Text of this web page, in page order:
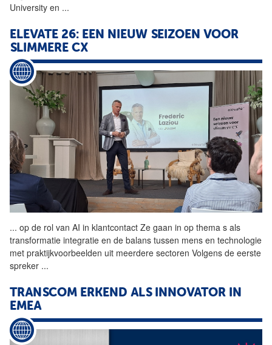
University en ...
ELEVATE 26: EEN NIEUW SEIZOEN VOOR
SLIMMERE CX
... op de rol van AI in klantcontact Ze gaan in op thema s als
transformatie integratie en de balans tussen mens en technologie
met praktijkvoorbeelden uit meerdere sectoren Volgens de eerste
spreker ...
TRANSCOM ERKEND ALS INNOVATOR IN
EMEA